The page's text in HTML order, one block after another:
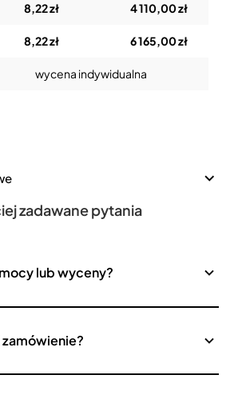
8,22 zł 4 110,00 zł
8,22 zł 6 165,00 zł
wycena indywidualna
zadawane pytania
lub wyceny?
zamówienie?